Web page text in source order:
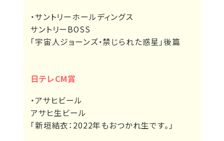
・サントリーホールディングス
サントリーBOSS
｢宇宙人ジョーンズ・禁じられた惑星」後篇
日テレCM賞
・アサヒビール
アサヒ生ビール
｢新垣結衣：2022年もおつかれ生です。」